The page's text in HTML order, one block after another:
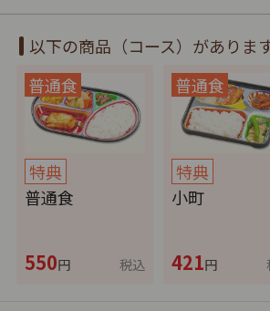
以下の商品（コース）があります
特典
普通食
550円 税込
特典
小町
421円